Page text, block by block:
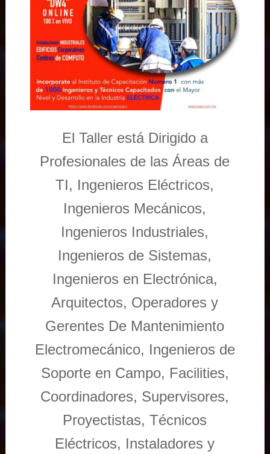
El Taller está Dirigido a
Profesionales de las Áreas de
TI, Ingenieros Eléctricos,
Ingenieros Mecánicos,
Ingenieros Industriales,
Ingenieros de Sistemas,
Ingenieros en Electrónica,
Arquitectos, Operadores y
Gerentes De Mantenimiento
Electromecánico, Ingenieros de
Soporte en Campo, Facilities,
Coordinadores, Supervisores,
Proyectistas, Técnicos
Eléctricos, Instaladores y